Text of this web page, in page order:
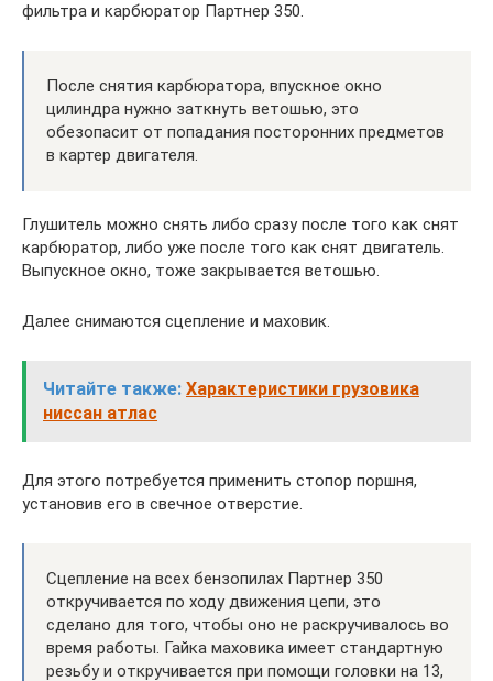
фильтра и карбюратор Партнер 350.
После снятия карбюратора, впускное окно
цилиндра нужно заткнуть ветошью, это
обезопасит от попадания посторонних предметов
в картер двигателя.
Глушитель можно снять либо сразу после того как снят
карбюратор, либо уже после того как снят двигатель.
Выпускное окно, тоже закрывается ветошью.
Далее снимаются сцепление и маховик.
Читайте также: Характеристики грузовика
ниссан атлас
Для этого потребуется применить стопор поршня,
установив его в свечное отверстие.
Сцепление на всех бензопилах Партнер 350
откручивается по ходу движения цепи, это
сделано для того, чтобы оно не раскручивалось во
время работы. Гайка маховика имеет стандартную
резьбу и откручивается при помощи головки на 13,